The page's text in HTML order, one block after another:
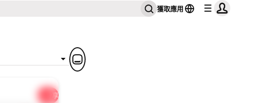
獲取應用
分享